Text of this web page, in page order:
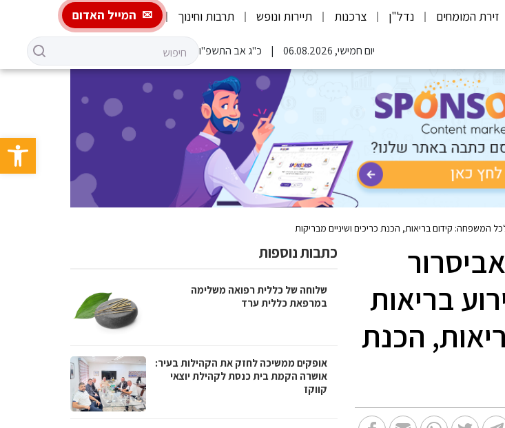
פתח
זירת המומחים נדל"ן צרכנות תיירות ונופש תרבות וחינוך המייל האדום
יום חמישי, 06.08.2026 כ"ג אב התשפ"ו
המשפחה: קידום בריאות, הכנת כריכים ושיניים מבריקות
בריאות
הכנת
כתבות נוספות
שלוחה של כללית רפואה משלימה
במרפאת כללית ערד
אופקים ממשיכה לחזק את הקהילות בעיר:
אושרה הקמת בית כנסת לקהילת יוצאי
קווקז